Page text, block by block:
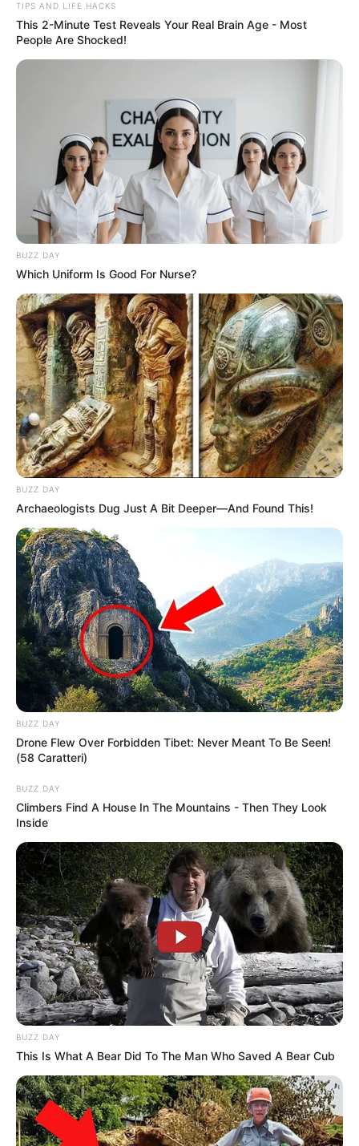
TIPS AND LIFE HACKS
This 2-Minute Test Reveals Your Real Brain Age - Most
People Are Shocked!
BUZZ DAY
Which Uniform Is Good For Nurse?
BUZZ DAY
Archaeologists Dug Just A Bit Deeper—And Found This!
BUZZ DAY
Drone Flew Over Forbidden Tibet: Never Meant To Be Seen!
(58 Caratteri)
BUZZ DAY
Climbers Find A House In The Mountains - Then They Look
Inside
BUZZ DAY
This Is What A Bear Did To The Man Who Saved A Bear Cub